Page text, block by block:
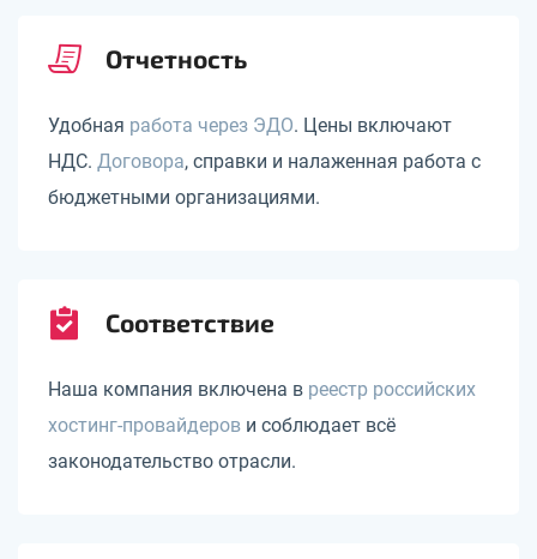
Отчетность
Удобная работа через ЭДО. Цены включают
НДС. Договора, справки и налаженная работа с
бюджетными организациями.
Соответствие
Наша компания включена в реестр российских
хостинг-провайдеров и соблюдает всё
законодательство отрасли.